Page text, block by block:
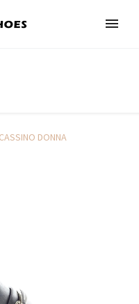
DONNA